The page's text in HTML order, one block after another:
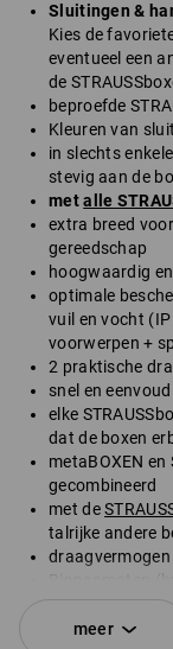
Sluitingen &
Kies de
eventueel een
de
beproefde
Kleuren van
in slechts
stevig aan de
metalle
extra breed
gereedschap
hoogwaardig
optimale
vuil en vocht
voorwerpen +
2 praktische
snel en
elke
dat de boxen
metaBOXEN en
gecombineerd
met de
talrijke andere
Binnenmaten
Buitenmaten
meer